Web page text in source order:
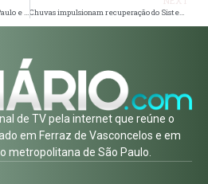
No dia do aniversário da cidade, São Paulo e Cruzeiro disputam o título da Copinha Chuvas impulsionam recuperação do Sistema Alto Tietê e elevam nível dos reservatórios em janeiro
de TV pela internet que reúne o
em Ferraz de Vasconcelos e em
metropolitana de São Paulo.